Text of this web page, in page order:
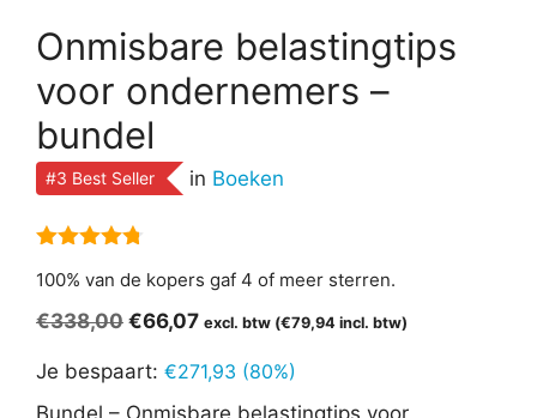
Onmisbare belastingtips
voor ondernemers –
bundel
#3 Best Seller in Boeken
100% van de kopers gaf 4 of meer sterren.
€338,00 Oorspronkelijke
was:
€338,00.
€66,07Huidige
is:
€66,07.
excl. btw (€79,94 incl. btw)
Je bespaart: €271,93 (80%)